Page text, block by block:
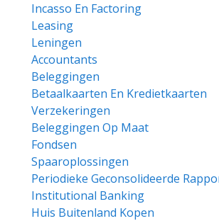
Incasso En Factoring
Leasing
Leningen
Accountants
Beleggingen
Betaalkaarten En Kredietkaarten
Verzekeringen
Beleggingen Op Maat
Fondsen
Spaaroplossingen
Periodieke Geconsolideerde
Institutional Banking
Huis Buitenland Kopen